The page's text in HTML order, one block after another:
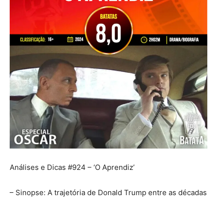
Análises e Dicas #924 – ‘O Aprendiz’
– Sinopse: A trajetória de Donald Trump entre as décadas